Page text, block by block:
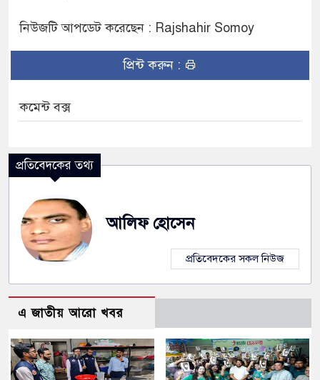
নিউজটি আপডেট করেছেন : Rajshahir Somoy
প্রিন্ট করুন :
কমেন্ট বক্স
প্রতিবেদকের তথ্য
আলিফ হোসেন
প্রতিবেদকের সকল নিউজ
এ জাতীয় আরো খবর